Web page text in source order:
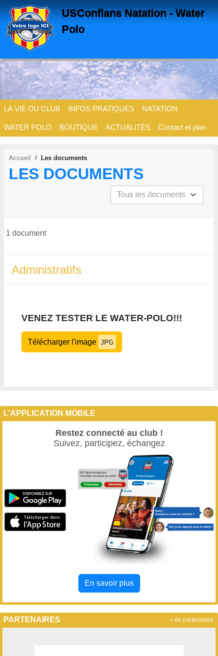
USConflans Natation - Water
Polo
LA VIE DU CLUB INFOS PRATIQUES NATATION
WATER POLO BOUTIQUE ACTUALITÉS Contact et plan
Accueil Les documents
LES DOCUMENTS
1 document
Administratifs
VENEZ TESTER LE WATER-POLO!!!
Télécharger l'image JPG
L'APPLICATION MOBILE
Restez connecté au club !
Suivez, participez, échangez
En savoir plus
PARTENAIRES + de partenaires
Panneau de gestion des cookies